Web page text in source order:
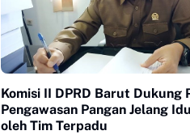
Komisi II DPRD Barut Dukung
Pengawasan Pangan Jelang
oleh Tim Terpadu